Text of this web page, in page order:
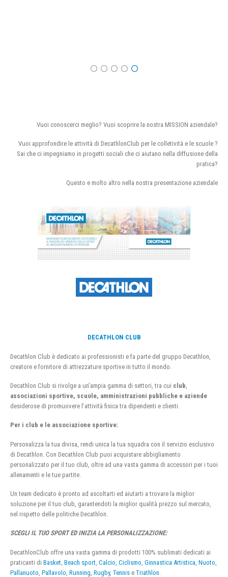
Vuoi conoscerci meglio? Vuoi scoprire la nostra MISSION aziendale?
Vuoi approfondire le attività di DecathlonClub per le colletività e le scuole ?
Sai che ci impegniamo in progetti sociali che ci aiutano nella diffusione della
pratica?
Questo e molto altro nella nostra presentazione aziendale
DECATHLON CLUB
Decathlon Club è dedicato ai professionisti e fa parte del gruppo Decathlon,
creatore e fornitore di attrezzature sportive in tutto il mondo.
Decathlon Club si rivolge a un’ampia gamma di settori, tra cui club
associazioni sportive, scuole, amministrazioni pubbliche e aziende
desiderose di promuovere l’attività fisica tra dipendenti e clienti.
Per i club e le associazione sportive:
Personalizza la tua divisa, rendi unica la tua squadra con il servizio esclusivo
di Decathlon. Con Decathlon Club puoi acquistare abbigliamento
personalizzato per il tuo club, oltre ad una vasta gamma di accessori per i tuoi
allenamenti e le tue partite.
Un team dedicato è pronto ad ascoltarti ed aiutarti a trovare la miglior
soluzione per il tuo club, garantendoti la miglior qualità prezzo sul mercato,
nel rispetto delle politiche Decathlon.
SCEGLI IL TUO SPORT ED INIZIA LA PERSONALIZZAZIONE:
DecathlonClub offre una vasta gamma di prodotti 100% sublimati dedicati ai
praticanti di Basket Beach sport Calcio Ciclismo Ginnastica Artistica Nuoto
Pallanuoto Pallavolo Running Rugby, Tennis e Triathlon